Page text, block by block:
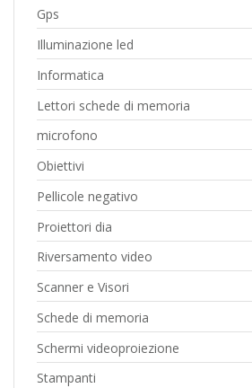
Gps
Illuminazione led
Informatica
Lettori schede di memoria
microfono
Obiettivi
Pellicole negativo
Proiettori dia
Riversamento video
Scanner e Visori
Schede di memoria
Schermi videoproiezione
Stampanti